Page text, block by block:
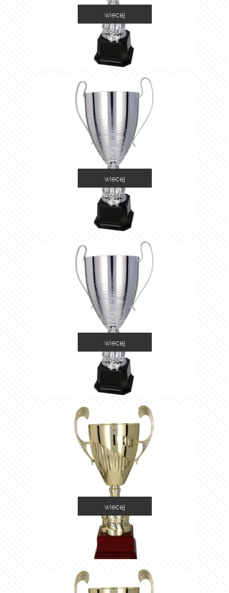
2058A
więcej
2058B
więcej
2058C
więcej
3081-N/A
więcej